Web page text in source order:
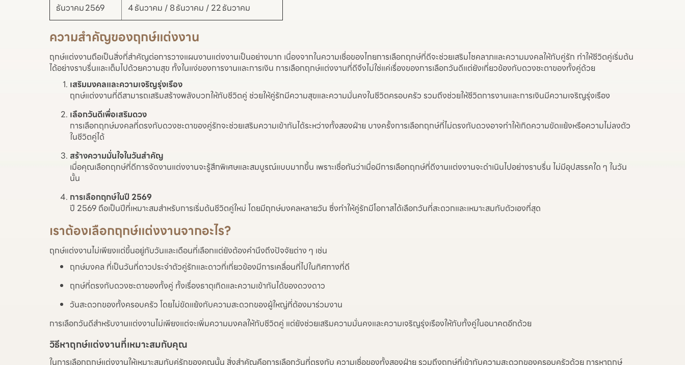
ธันวาคม 2569
4 ธันวาคม / 8 ธันวาคม / 22 ธันวาคม
ความสำคัญของฤกษ์แต่งงาน
ฤกษ์แต่งงานถือเป็นสิ่งที่สำคัญต่อการวางแผนงานแต่งงานเป็นอย่างมาก เนื่องจากในความเชื่อของไทยการเลือกฤกษ์ที่ดีจะช่วยเสริมโชคลาภและความมงคลให้กับคู่รัก ทำให้ชีวิตคู่เริ่มต้น
ได้อย่างราบรื่นและเต็มไปด้วยความสุข ทั้งในแง่ของการงานและการเงิน การเลือกฤกษ์แต่งงานที่ดีจึงไม่ใช่แค่เรื่องของการเลือกวันดีแต่ยังเกี่ยวข้องกับดวงชะตาของทั้งคู่ด้วย
เสริมมงคลและความเจริญรุ่งเรือง
ฤกษ์แต่งงานที่ดีสามารถเสริมสร้างพลังบวกให้กับชีวิตคู่ ช่วยให้คู่รักมีความสุขและความมั่นคงในชีวิตครอบครัว รวมถึงช่วยให้ชีวิตการงานและการเงินมีความเจริญรุ่งเรือง
เลือกวันดีเพื่อเสริมดวง
การเลือกฤกษ์มงคลที่ตรงกับดวงชะตาของคู่รักจะช่วยเสริมความเข้ากันได้ระหว่างทั้งสองฝ่าย บางครั้งการเลือกฤกษ์ที่ไม่ตรงกับดวงอาจทำให้เกิดความขัดแย้งหรือความไม่ลงตัว
ในชีวิตคู่ได้
สร้างความมั่นใจในวันสำคัญ
เมื่อคุณเลือกฤกษ์ที่ดีการจัดงานแต่งงานจะรู้สึกพิเศษและสมบูรณ์แบบมากขึ้น เพราะเชื่อกันว่าเมื่อมีการเลือกฤกษ์ที่ดีงานแต่งงานจะดำเนินไปอย่างราบรื่น ไม่มีอุปสรรคใด ๆ ในวัน
นั้น
การเลือกฤกษ์ในปี 2569
ปี 2569 ถือเป็นปีที่เหมาะสมสำหรับการเริ่มต้นชีวิตคู่ใหม่ โดยมีฤกษ์มงคลหลายวัน ซึ่งทำให้คู่รักมีโอกาสได้เลือกวันที่สะดวกและเหมาะสมกับตัวเองที่สุด
เราต้องเลือกฤกษ์แต่งงานจากอะไร?
ฤกษ์แต่งงานไม่เพียงแต่ขึ้นอยู่กับวันและเดือนที่เลือกแต่ยังต้องคำนึงถึงปัจจัยต่าง ๆ เช่น
ฤกษ์มงคล ที่เป็นวันที่ดาวประจำตัวคู่รักและดาวที่เกี่ยวข้องมีการเคลื่อนที่ไปในทิศทางที่ดี
ฤกษ์ที่ตรงกับดวงชะตาของทั้งคู่ ทั้งเรื่องธาตุเกิดและความเข้ากันได้ของดวงดาว
วันสะดวกของทั้งครอบครัว โดยไม่ขัดแย้งกับความสะดวกของผู้ใหญ่ที่ต้องมาร่วมงาน
การเลือกวันดีสำหรับงานแต่งงานไม่เพียงแต่จะเพิ่มความมงคลให้กับชีวิตคู่ แต่ยังช่วยเสริมความมั่นคงและความเจริญรุ่งเรืองให้กับทั้งคู่ในอนาคตอีกด้วย
วิธีหาฤกษ์แต่งงานที่เหมาะสมกับคุณ
ในการเลือกฤกษ์แต่งงานให้เหมาะสมกับคู่รักของคุณนั้น สิ่งสำคัญคือการเลือกวันที่ตรงกับ ความเชื่อของทั้งสองฝ่าย รวมถึงฤกษ์ที่เข้ากับความสะดวกของครอบครัวด้วย การหาฤกษ์